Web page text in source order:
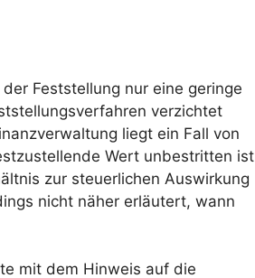
Feststellung nur eine geringe
verzichtet
liegt ein Fall von
Wert unbestritten ist
zur steuerlichen Auswirkung
nicht näher erläutert, wann
mit dem Hinweis auf die